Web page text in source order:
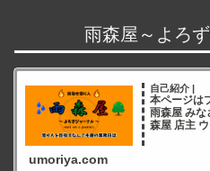
雨森屋～よろ
自己紹介 |
本ページは
雨森屋 みな
森屋 店主
umoriya.com